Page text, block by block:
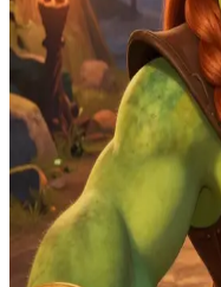
菲奥娜
健美的食人魔公主菲奥娜